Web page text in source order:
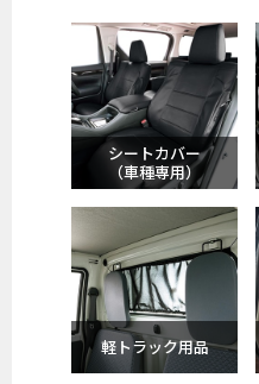
シートカバー
（車種専用）
軽トラック用品